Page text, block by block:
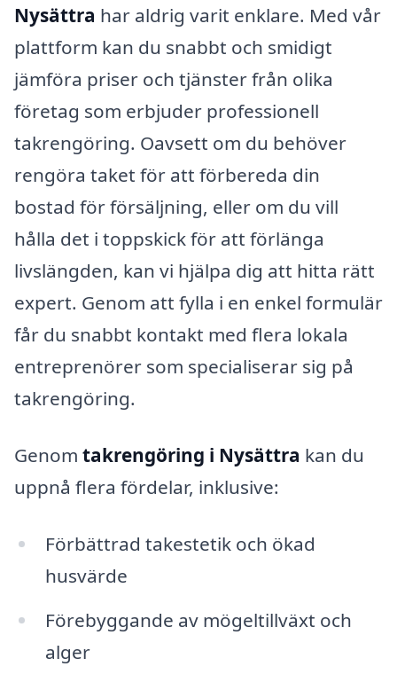
Nysättra har aldrig varit enklare. Med vår
plattform kan du snabbt och smidigt
jämföra priser och tjänster från olika
företag som erbjuder professionell
takrengöring. Oavsett om du behöver
rengöra taket för att förbereda din
bostad för försäljning, eller om du vill
hålla det i toppskick för att förlänga
livslängden, kan vi hjälpa dig att hitta rätt
expert. Genom att fylla i en enkel formulär
får du snabbt kontakt med flera lokala
entreprenörer som specialiserar sig på
takrengöring.
Genom takrengöring i Nysättra kan du
uppnå flera fördelar, inklusive:
Förbättrad takestetik och ökad
husvärde
Förebyggande av mögeltillväxt och
alger